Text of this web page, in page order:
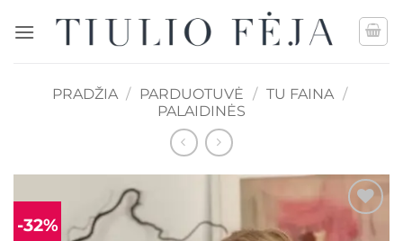
PRADŽIA / PARDUOTUVĖ / TU FAINA /
PALAIDINĖS
-32% Mėgstamiausias